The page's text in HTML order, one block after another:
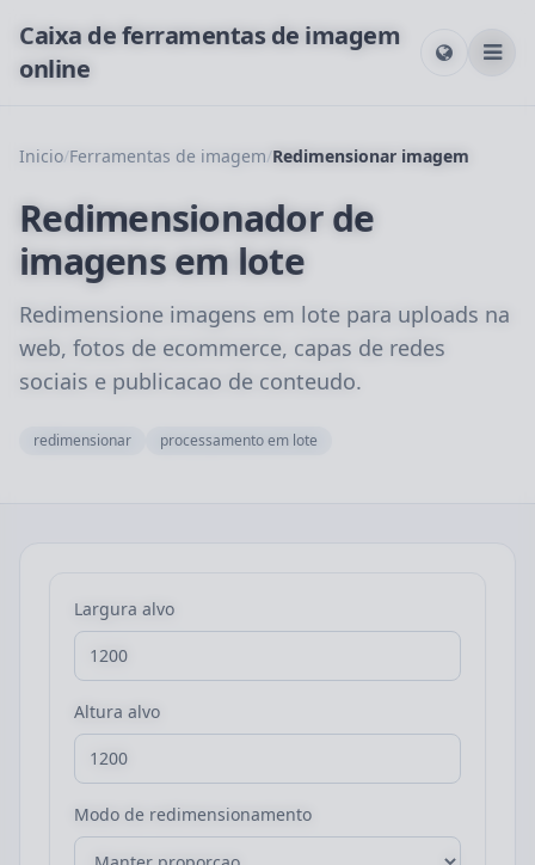
Caixa de ferramentas de imagem
online
Inicio/Ferramentas de imagem/Redimensionar imagem
Redimensionador de
imagens em lote
Redimensione imagens em lote para uploads na
web, fotos de ecommerce, capas de redes
sociais e publicacao de conteudo.
redimensionar processamento em lote
Largura alvo
Altura alvo
Modo de redimensionamento